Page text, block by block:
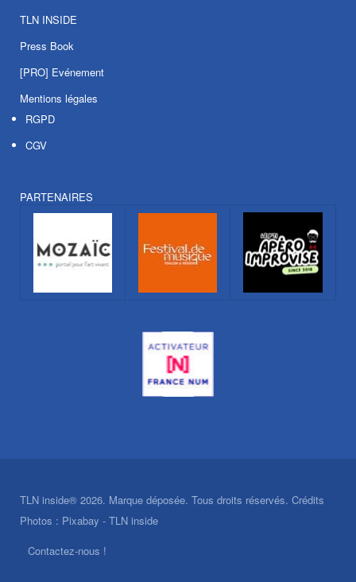
TLN INSIDE
Press Book
[PRO] Evénement
Mentions légales
RGPD
CGV
PARTENAIRES
TLN inside® 2026. Marque déposée. Tous droits réservés. Crédits
Photos : Pixabay - TLN inside
Contactez-nous !